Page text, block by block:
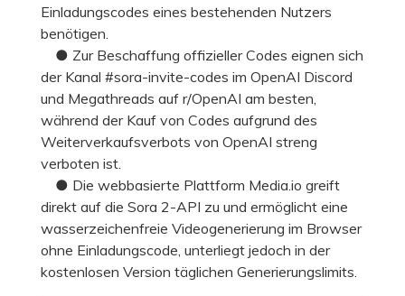
Einladungscodes eines bestehenden Nutzers
benötigen.
● Zur Beschaffung offizieller Codes eignen sich
der Kanal #sora-invite-codes im OpenAI Discord
und Megathreads auf r/OpenAI am besten,
während der Kauf von Codes aufgrund des
Weiterverkaufsverbots von OpenAI streng
verboten ist.
● Die webbasierte Plattform Media.io greift
direkt auf die Sora 2-API zu und ermöglicht eine
wasserzeichenfreie Videogenerierung im Browser
ohne Einladungscode, unterliegt jedoch in der
kostenlosen Version täglichen Generierungslimits.